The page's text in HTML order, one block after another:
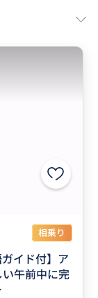
相乗り
イド付】ア
午前中に完